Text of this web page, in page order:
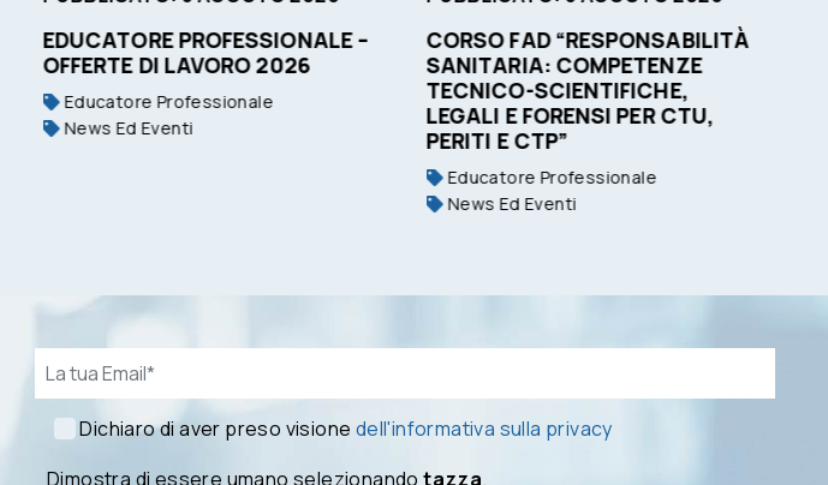
EDUCATORE PROFESSIONALE –
OFFERTE DI LAVORO 2026
Educatore Professionale
News Ed Eventi
CORSO FAD “RESPONSABILITÀ
SANITARIA: COMPETENZE
TECNICO-SCIENTIFICHE,
LEGALI E FORENSI PER CTU,
PERITI E CTP”
Educatore Professionale
News Ed Eventi
Email*
Dichiaro di aver preso visione dell'informativa sulla privacy
Dimostra di essere umano selezionando tazza.